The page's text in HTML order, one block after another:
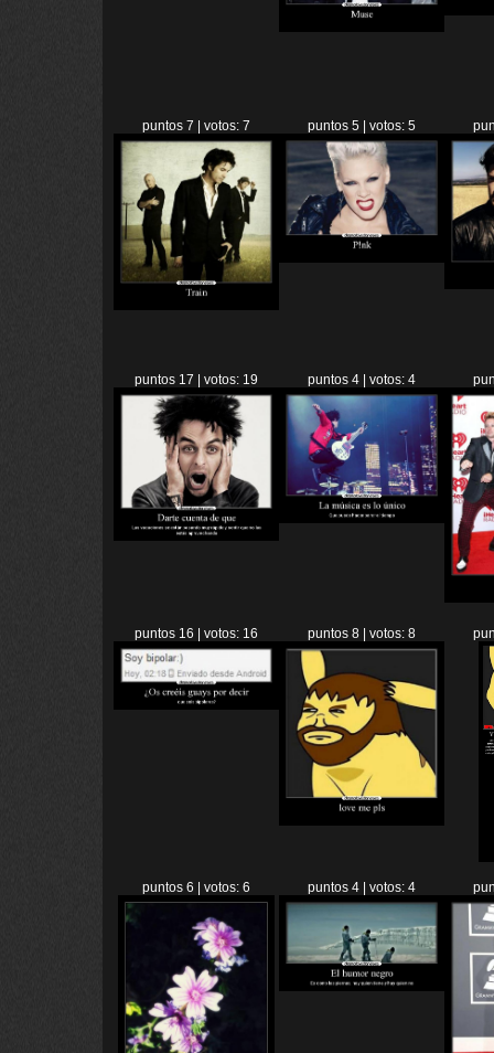
puntos 7 | votos: 7 puntos 5 | votos: 5
puntos 17 | votos: 19 puntos 4 | votos: 4
puntos 16 | votos: 16 puntos 8 | votos: 8
puntos 6 | votos: 6 puntos 4 | votos: 4